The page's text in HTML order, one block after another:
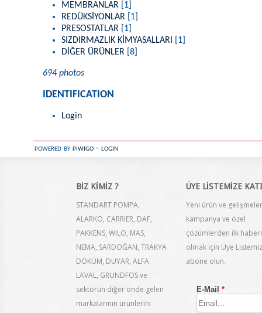
MEMBRANLAR
[1]
REDÜKSİYONLAR
[1]
PRESOSTATLAR
[1]
SIZDIRMAZLIK KİMYASALLARI
[1]
DİĞER ÜRÜNLER [8]
694 photos
IDENTIFICATION
Login
powered bypiwigo - login